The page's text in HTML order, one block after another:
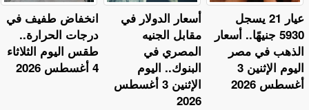
​انخفاض طفيف في
درجات الحرارة..
طقس اليوم الثلاثاء
4 أغسطس 2026
أسعار الدولار في
مقابل الجنيه
المصري في
البنوك.. اليوم
الإثنين 3 أغسطس
2026
عيار 21 يسجل
5930 جنيهًا.. أسعار
الذهب في مصر
اليوم الإثنين 3
أغسطس 2026